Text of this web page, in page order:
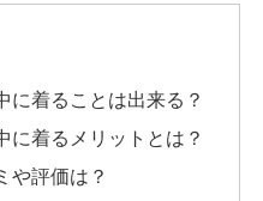
に着ることは出来る？
に着るメリットとは？
や評価は？